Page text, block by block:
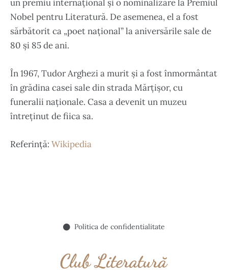
un premiu internațional și o nominalizare la Premiul
Nobel pentru Literatură. De asemenea, el a fost
sărbătorit ca „poet național” la aniversările sale de
80 și 85 de ani.
În 1967, Tudor Arghezi a murit și a fost înmormântat
în grădina casei sale din strada Mărțișor, cu
funeralii naționale. Casa a devenit un muzeu
întreținut de fiica sa.
Referință: Wikipedia
Politica de confidentialitate